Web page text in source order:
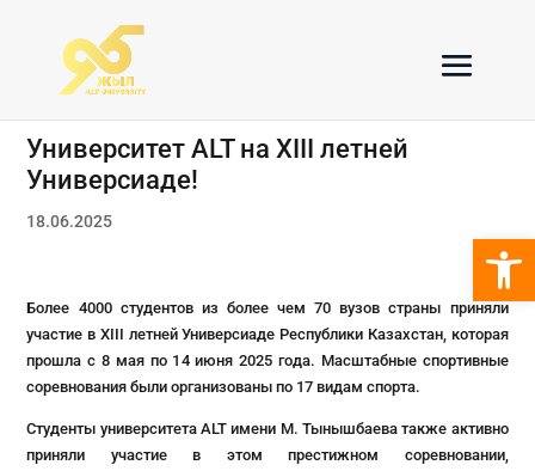
Университет ALT на XIII летней
Универсиаде!
18.06.2025
Более 4000 студентов из более чем 70 вузов страны приняли
участие в XIII летней Универсиаде Республики Казахстан, которая
прошла с 8 мая по 14 июня 2025 года. Масштабные спортивные
соревнования были организованы по 17 видам спорта.
Студенты университета ALT имени М. Тынышбаева также активно
приняли участие в этом престижном соревновании,